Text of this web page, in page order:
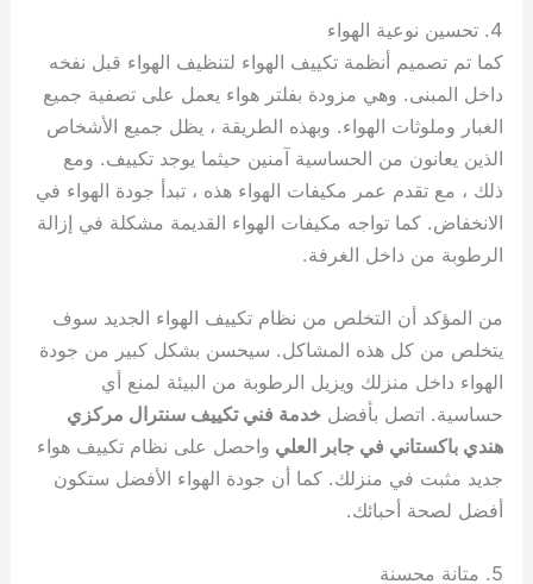
4. تحسين نوعية الهواء
كما تم تصميم أنظمة تكييف الهواء لتنظيف الهواء قبل نفخه
داخل المبنى. وهي مزودة بفلتر هواء يعمل على تصفية جميع
الغبار وملوثات الهواء. وبهذه الطريقة ، يظل جميع الأشخاص
الذين يعانون من الحساسية آمنين حيثما يوجد تكييف. ومع
ذلك ، مع تقدم عمر مكيفات الهواء هذه ، تبدأ جودة الهواء في
الانخفاض. كما تواجه مكيفات الهواء القديمة مشكلة في إزالة
الرطوبة من داخل الغرفة.
من المؤكد أن التخلص من نظام تكييف الهواء الجديد سوف
يتخلص من كل هذه المشاكل. سيحسن بشكل كبير من جودة
الهواء داخل منزلك ويزيل الرطوبة من البيئة لمنع أي
حساسية. اتصل بأفضلخدمة فني تكييف سنترال مركزي
هندي باكستاني في جابر العلي واحصل على نظام تكييف هواء
جديد مثبت في منزلك. كما أن جودة الهواء الأفضل ستكون
أفضل لصحة أحبائك.
5. متانة محسنة